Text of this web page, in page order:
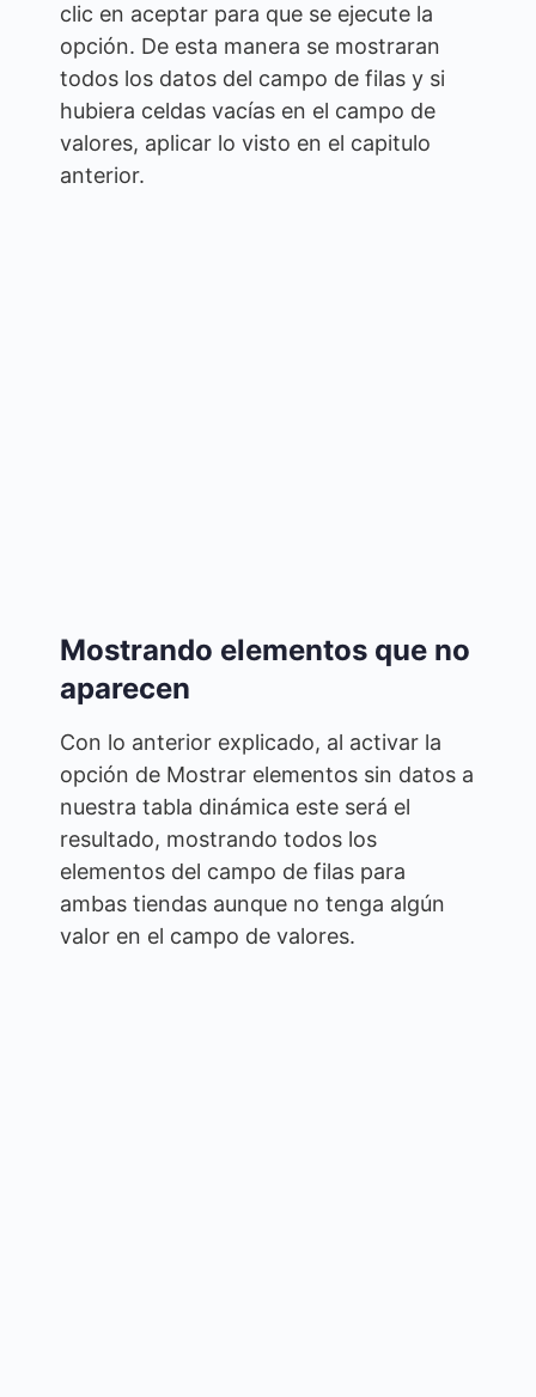
clic en aceptar para que se ejecute la
opción. De esta manera se mostraran
todos los datos del campo de filas y si
hubiera celdas vacías en el campo de
valores, aplicar lo visto en el capitulo
anterior.
Mostrando elementos que no
aparecen
Con lo anterior explicado, al activar la
opción de Mostrar elementos sin datos a
nuestra tabla dinámica este será el
resultado, mostrando todos los
elementos del campo de filas para
ambas tiendas aunque no tenga algún
valor en el campo de valores.